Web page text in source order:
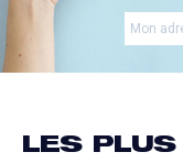
LES